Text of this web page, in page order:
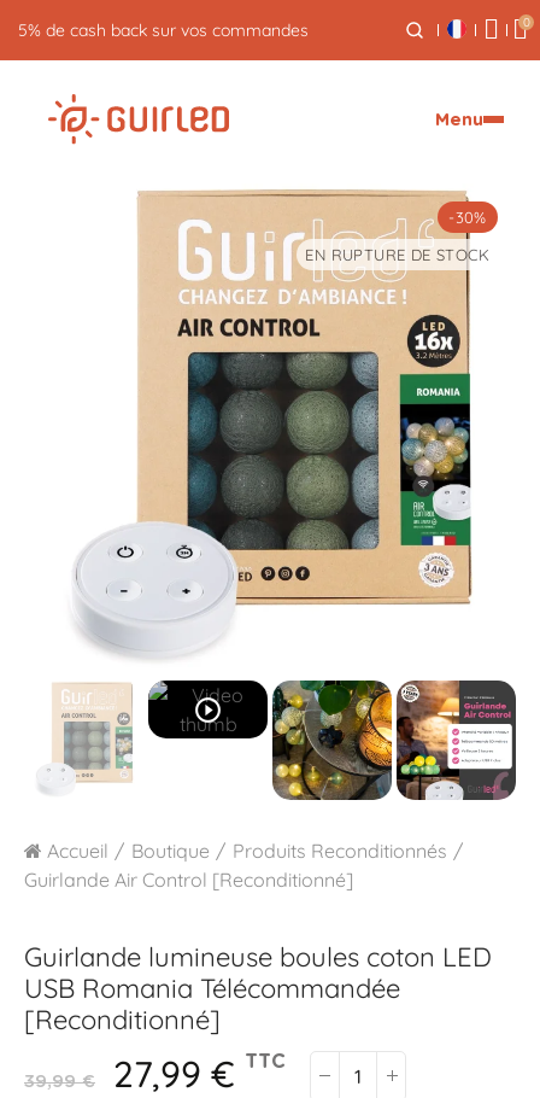
5% de cash back sur vos commandes 0
Menu
-30%
EN RUPTURE DE STOCK
play_circle_outline
Accueil Boutique
Produits Reconditionnés
Guirlande Air Control [Reconditionné]
Guirlande lumineuse boules coton LED
USB Romania Télécommandée
[Reconditionné]
39,99 € 27,99 € TTC